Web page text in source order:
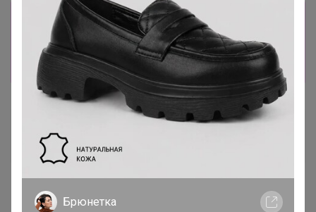
Информация о заказах доступна
лишь членам клуба
Показать
Бронзовый организатор
16 декабря, 2022 08:34
Брюнетка